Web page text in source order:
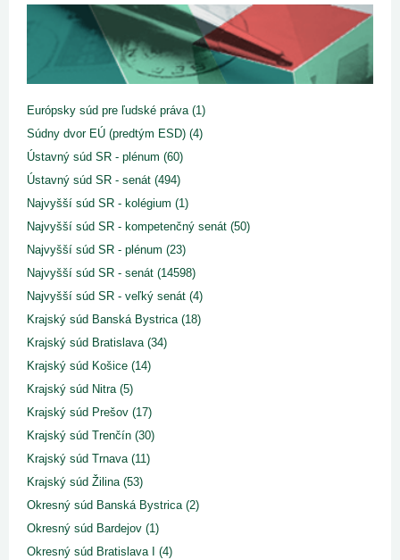
Európsky súd pre ľudské práva (1)
Súdny dvor EÚ (predtým ESD) (4)
Ústavný súd SR - plénum (60)
Ústavný súd SR - senát (494)
Najvyšší súd SR - kolégium (1)
Najvyšší súd SR - kompetenčný senát (50)
Najvyšší súd SR - plénum (23)
Najvyšší súd SR - senát (14598)
Najvyšší súd SR - veľký senát (4)
Krajský súd Banská Bystrica (18)
Krajský súd Bratislava (34)
Krajský súd Košice (14)
Krajský súd Nitra (5)
Krajský súd Prešov (17)
Krajský súd Trenčín (30)
Krajský súd Trnava (11)
Krajský súd Žilina (53)
Okresný súd Banská Bystrica (2)
Okresný súd Bardejov (1)
Okresný súd Bratislava I (4)